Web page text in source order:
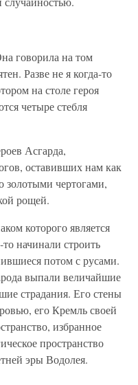
говорила на том
Разве не я когда-то
на столе героя
четыре стебля
Асгарда,
оставивших нам как
золотыми чертогами,
рощей.
которого является
начинали строить
потом с русами.
выпали величайшие
страдания. Его стены
его Кремль своей
избранное
пространство
эры Водолея.